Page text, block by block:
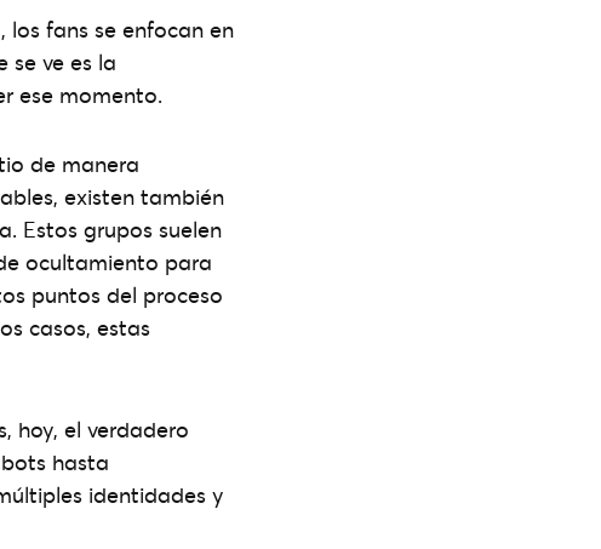
fans se enfocan en
se ve es la
ese momento.
de manera
existen también
Estos grupos suelen
ocultamiento para
puntos del proceso
casos, estas
hoy, el verdadero
hasta
identidades y